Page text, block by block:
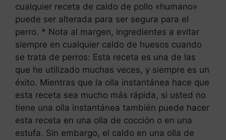
cualquier receta de caldo de pollo «humano»
puede ser alterada para ser segura para el
perro. * Nota al margen, ingredientes a evitar
siempre en cualquier caldo de huesos cuando
se trata de perros: Esta receta es una de las
que he utilizado muchas veces, y siempre es un
éxito. Mientras que la olla instantánea hace que
esta receta sea mucho más rápida, si usted no
tiene una olla instantánea también puede hacer
esta receta en una olla de cocción o en una
estufa. Sin embargo, el caldo en una olla de